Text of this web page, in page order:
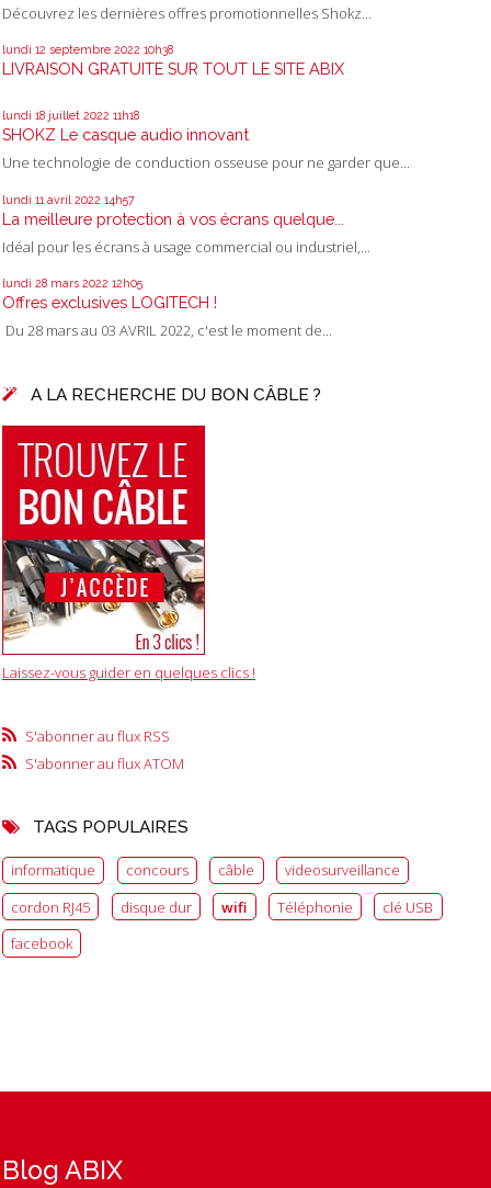
Découvrez les dernières offres promotionnelles Shokz...
lundi 12 septembre 2022 10h38
LIVRAISON GRATUITE SUR TOUT LE SITE ABIX
lundi 18 juillet 2022 11h18
SHOKZ Le casque audio innovant
Une technologie de conduction osseuse pour ne garder que...
lundi 11 avril 2022 14h57
La meilleure protection à vos écrans quelque...
Idéal pour les écrans à usage commercial ou industriel,...
lundi 28 mars 2022 12h05
Offres exclusives LOGITECH !
Du 28 mars au 03 AVRIL 2022, c'est le moment de...
A LA RECHERCHE DU BON CÂBLE ?
Laissez-vous guider en quelques clics !
S'abonner au flux RSS
S'abonner au flux ATOM
TAGS POPULAIRES
informatique concours câble
videosurveillance
cordon RJ45
disque dur wifi Téléphonie
clé USB
facebook
Blog ABIX